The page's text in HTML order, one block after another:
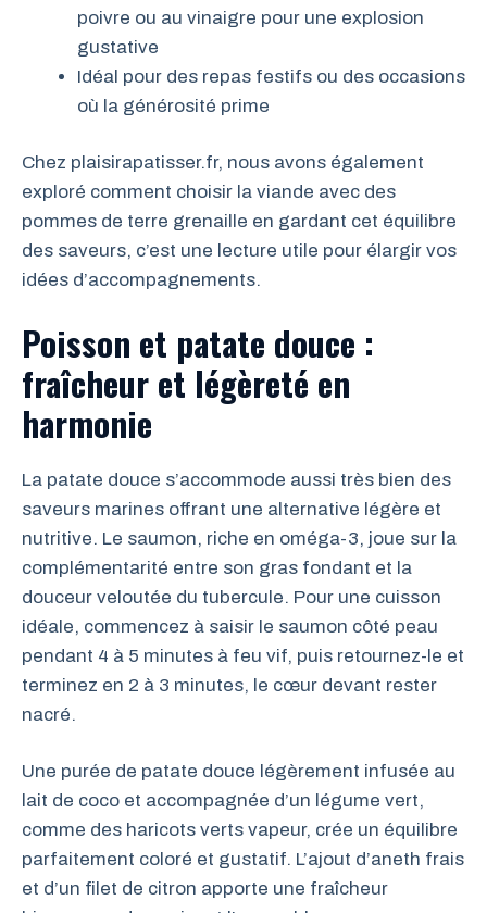
poivre ou au vinaigre pour une explosion
gustative
Idéal pour des repas festifs ou des occasions
où la générosité prime
Chez plaisirapatisser.fr, nous avons également
exploré comment choisir la viande avec des
pommes de terre grenaille en gardant cet équilibre
des saveurs, c’est une lecture utile pour élargir vos
idées d’accompagnements.
Poisson et patate douce :
fraîcheur et légèreté en
harmonie
La patate douce s’accommode aussi très bien des
saveurs marines offrant une alternative légère et
nutritive. Le saumon, riche en oméga-3, joue sur la
complémentarité entre son gras fondant et la
douceur veloutée du tubercule. Pour une cuisson
idéale, commencez à saisir le saumon côté peau
pendant 4 à 5 minutes à feu vif, puis retournez-le et
terminez en 2 à 3 minutes, le cœur devant rester
nacré.
Une purée de patate douce légèrement infusée au
lait de coco et accompagnée d’un légume vert,
comme des haricots verts vapeur, crée un équilibre
parfaitement coloré et gustatif. L’ajout d’aneth frais
et d’un filet de citron apporte une fraîcheur